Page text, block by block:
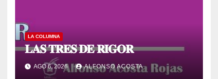
LA COLUMNA
𝐋𝐀𝐒 𝐓𝐑𝐄𝐒 𝐃𝐄 𝐑𝐈𝐆𝐎𝐑
AGO 6, 2026 ALFONSO ACOSTA